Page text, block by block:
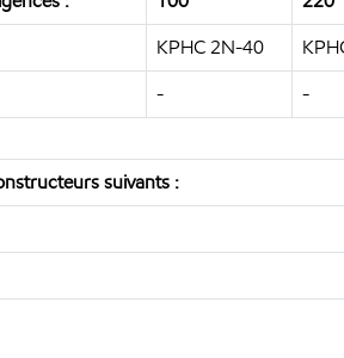
KPHC 2N-40
- -
suivants :